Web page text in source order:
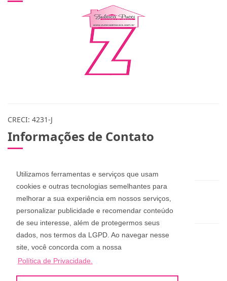
Utilizamos ferramentas e serviços que usam
cookies e outras tecnologias semelhantes para
melhorar a sua experiência em nossos serviços,
personalizar publicidade e recomendar conteúdo
de seu interesse, além de protegermos seus
dados, nos termos da LGPD. Ao navegar nesse
site, você concorda com a nossa
Política de Privacidade.
CRECI: 4231-J
Informações de Contato
zuleicapinheira@hotmail.com
dan_pucci@hotmail.com
Zuleica Imóveis
Rua Aderbal Ramos da Silva, 68, Pinheira
Palhoça - Santa Catarina